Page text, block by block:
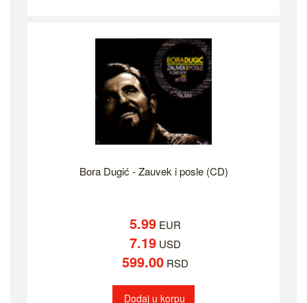
Bora Dugić - Zauvek i posle (CD)
5.99 EUR
7.19 USD
599.00 RSD
Dodaj u korpu